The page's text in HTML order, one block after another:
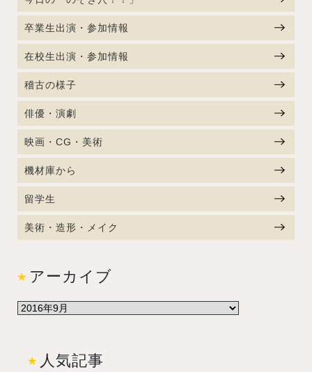
卒業生出演・参加情報
在校生出演・参加情報
稽古の様子
俳優・演劇
映画・CG・美術
機材庫から
留学生
美術・造形・メイク
アーカイブ
人気記事